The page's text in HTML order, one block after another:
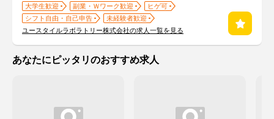
大学生歓迎 副業・Ｗワーク歓迎
ヒゲ可
シフト自由・自己申告
未経験者歓迎
ユースタイルラボラトリー株式会社の求人一覧を見る
あなたにピッタリのおすすめ求人